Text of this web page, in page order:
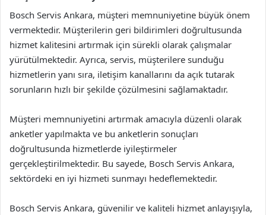
Bosch Servis Ankara, müşteri memnuniyetine büyük önem
vermektedir. Müşterilerin geri bildirimleri doğrultusunda
hizmet kalitesini artırmak için sürekli olarak çalışmalar
yürütülmektedir. Ayrıca, servis, müşterilere sunduğu
hizmetlerin yanı sıra, iletişim kanallarını da açık tutarak
sorunların hızlı bir şekilde çözülmesini sağlamaktadır.
Müşteri memnuniyetini artırmak amacıyla düzenli olarak
anketler yapılmakta ve bu anketlerin sonuçları
doğrultusunda hizmetlerde iyileştirmeler
gerçekleştirilmektedir. Bu sayede, Bosch Servis Ankara,
sektördeki en iyi hizmeti sunmayı hedeflemektedir.
Bosch Servis Ankara, güvenilir ve kaliteli hizmet anlayışıyla,